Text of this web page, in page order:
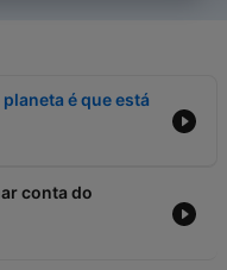
é que está
conta do